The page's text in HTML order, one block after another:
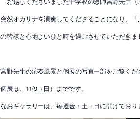
突然オカリナを演奏してくださることになり、
の皆様と心地よいひと時を過ごさせていただき
宮野先生の演奏風景と個展の写真一部をご覧くだ
個展は、11/9（日）までです。
なおギャラリーは、毎週金・土・日に開けており